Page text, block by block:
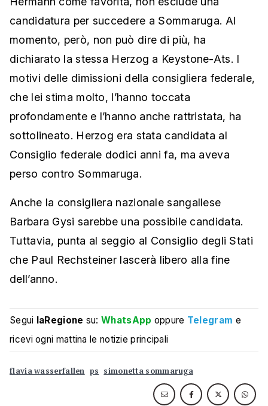
candidatura per succedere a Sommaruga. Al
momento, però, non può dire di più, ha
dichiarato la stessa Herzog a Keystone-Ats. I
motivi delle dimissioni della consigliera federale,
che lei stima molto, l’hanno toccata
profondamente e l’hanno anche rattristata, ha
sottolineato. Herzog era stata candidata al
Consiglio federale dodici anni fa, ma aveva
perso contro Sommaruga.
Anche la consigliera nazionale sangallese
Barbara Gysi sarebbe una possibile candidata.
Tuttavia, punta al seggio al Consiglio degli Stati
che Paul Rechsteiner lascerà libero alla fine
dell’anno.
Segui laRegione su:WhatsApp oppure Telegram e
ricevi ogni mattina le notizie principali
flavia wasserfallen ps simonetta sommaruga